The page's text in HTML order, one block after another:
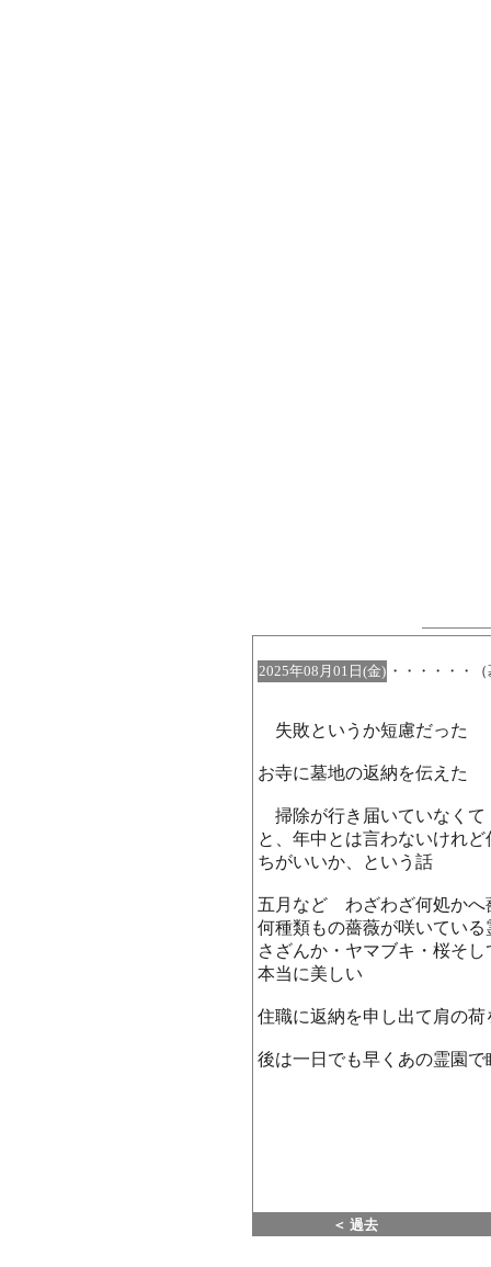
2025年08月01日(金) ・・・・・・
失敗というか短慮だった
お寺に墓地の返納を伝えた
掃除が行き届いていなく
と、年中とは言わないけれ
ちがいいか、という話
五月など わざわざ何処かへ
何種類もの薔薇が咲いている
さざんか・ヤマブキ・桜そ
本当に美しい
住職に返納を申し出て肩の
後は一日でも早くあの霊園
＜ 過去